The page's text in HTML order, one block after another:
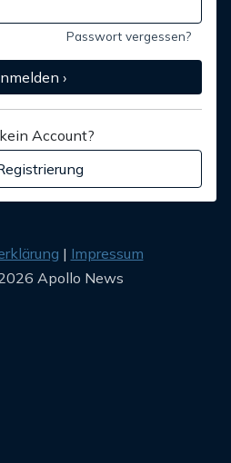
Passwort vergessen?
›
Account?
Impressum
Apollo News